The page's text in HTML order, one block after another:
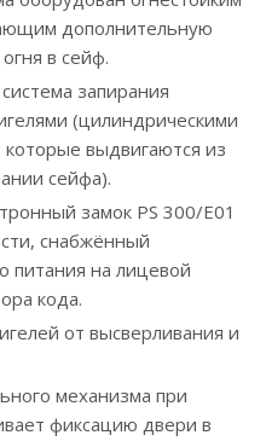
дополнительную
в сейф.
запирания
(цилиндрическими
выдвигаются из
сейфа).
замок PS 300/E01
снабжённый
питания на лицевой
кода.
от высверливания и
механизма при
фиксацию двери в